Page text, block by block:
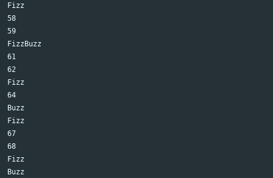
Fizz
58
59
FizzBuzz
61
62
Fizz
64
Buzz
Fizz
67
68
Fizz
Buzz